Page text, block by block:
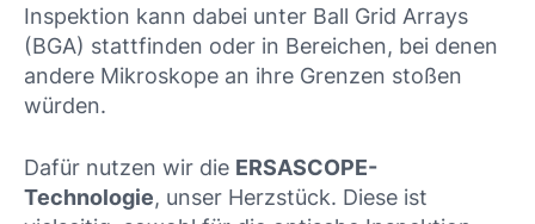
Inspektion kann dabei unter Ball Grid Arrays
(BGA) stattfinden oder in Bereichen, bei denen
andere Mikroskope an ihre Grenzen stoßen
würden.
Dafür nutzen wir die ERSASCOPE-
Technologie, unser Herzstück. Diese ist